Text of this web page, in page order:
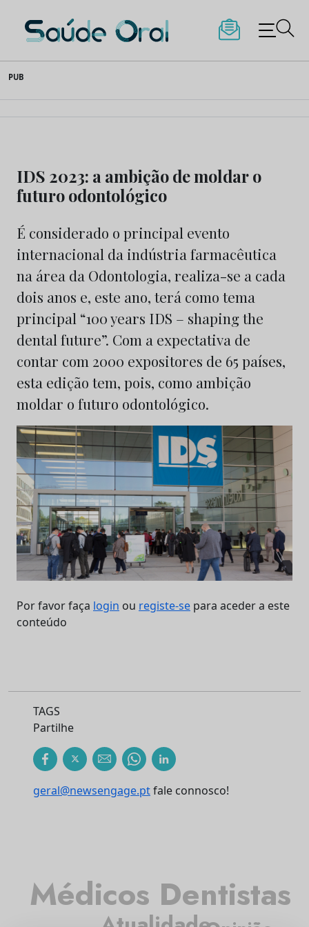
to
content
Saúde Oral
PUB
IDS 2023: a ambição de moldar o
futuro odontológico
É considerado o principal evento
internacional da indústria farmacêutica
na área da Odontologia, realiza-se a cada
dois anos e, este ano, terá como tema
principal “100 years IDS – shaping the
dental future”. Com a expectativa de
contar com 2000 expositores de 65 países,
esta edição tem, pois, como ambição
moldar o futuro odontológico.
Por favor faça login ou registe-se para aceder a este
conteúdo
TAGS
Partilhe
geral@newsengage.ptfale connosco!
Médicos Dentistas